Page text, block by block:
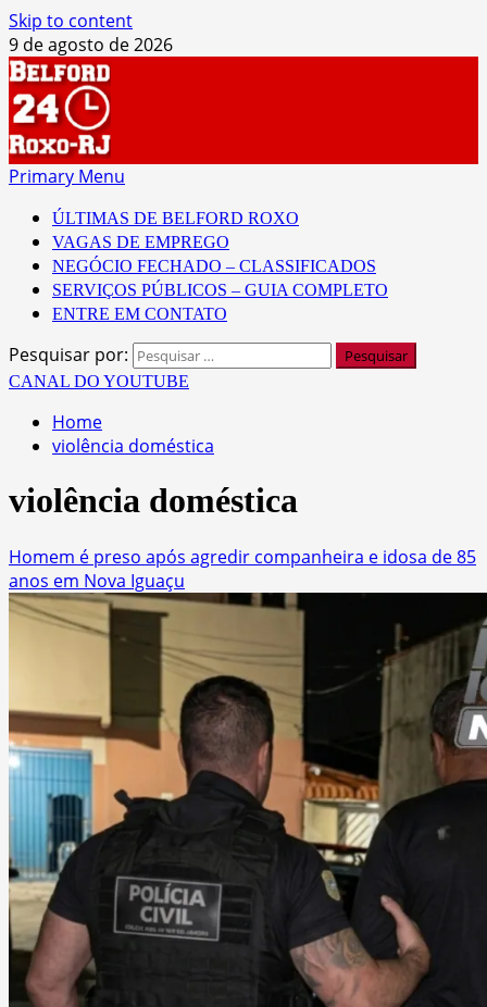
Skip to content
9 de agosto de 2026
Primary Menu
ÚLTIMAS DE BELFORD ROXO
VAGAS DE EMPREGO
NEGÓCIO FECHADO – CLASSIFICADOS
SERVIÇOS PÚBLICOS – GUIA COMPLETO
ENTRE EM CONTATO
Pesquisar por:
CANAL DO YOUTUBE
Home
violência doméstica
violência doméstica
Homem é preso após agredir companheira e idosa de 85
anos em Nova Iguaçu